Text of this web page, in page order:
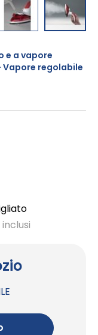
e a vapore
Vapore regolabile